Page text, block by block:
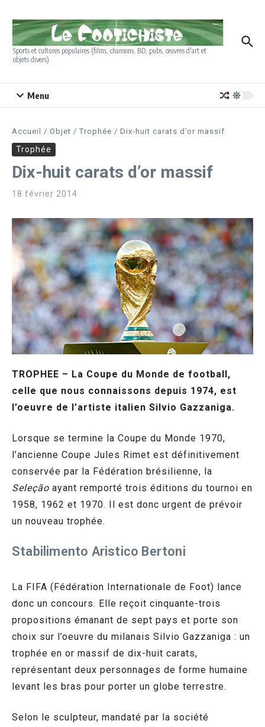
Sports et cultures populaires (films, chansons, BD, pubs, œuvres d'art et
objets divers)
Menu
Accueil / Objet / Trophée / Dix-huit carats d’or massif
Trophée
Dix-huit carats d’or massif
18 février 2014
TROPHEE – La Coupe du Monde de football,
celle que nous connaissons depuis 1974, est
l’oeuvre de l’artiste italien Silvio Gazzaniga.
Lorsque se termine la Coupe du Monde 1970,
l’ancienne Coupe Jules Rimet est définitivement
conservée par la Fédération brésilienne, la
Seleção ayant remporté trois éditions du tournoi en
1958, 1962 et 1970. Il est donc urgent de prévoir
un nouveau trophée.
Stabilimento Aristico Bertoni
La FIFA (Fédération Internationale de Foot) lance
donc un concours. Elle reçoit cinquante-trois
propositions émanant de sept pays et porte son
choix sur l’oeuvre du milanais Silvio Gazzaniga : un
trophée en or massif de dix-huit carats,
représentant deux personnages de forme humaine
levant les bras pour porter un globe terrestre.
Selon le sculpteur, mandaté par la société